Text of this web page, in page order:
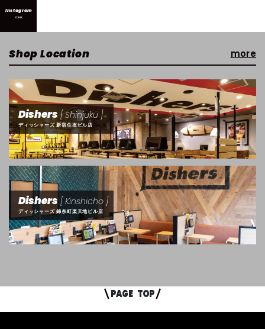
Instagram
more
Shop Location more
Dishers [ Shinjuku ]
ディッシャーズ 新宿住友ビル店
Dishers [ Kinshicho ]
ディッシャーズ 錦糸町楽天地ビル店
PAGE TOP